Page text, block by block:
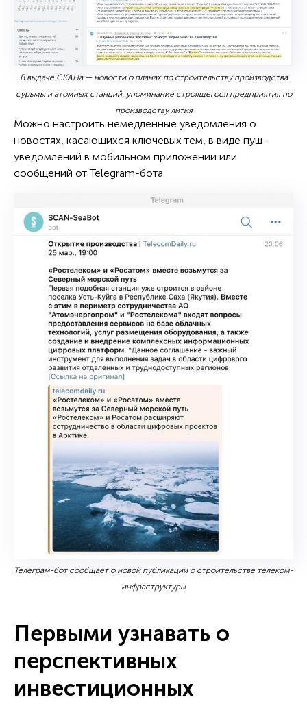
В выдаче СКАНа — новости о планах по строительству производства
сурьмы и атомных станций, упоминание строящегося предприятия по
производству лития
Можно настроить немедленные уведомления о
новостях, касающихся ключевых тем, в виде пуш-
уведомлений в мобильном приложении или
сообщений от Telegram-бота.
Телеграм-бот сообщает о новой публикации о строительстве телеком-
инфраструктуры
Первыми узнавать о
перспективных
инвестиционных